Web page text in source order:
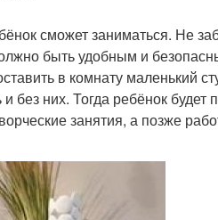
сможет заниматься. Не
быть удобным и
в комнату маленький
них. Тогда ребёнок будет
занятия, а позже